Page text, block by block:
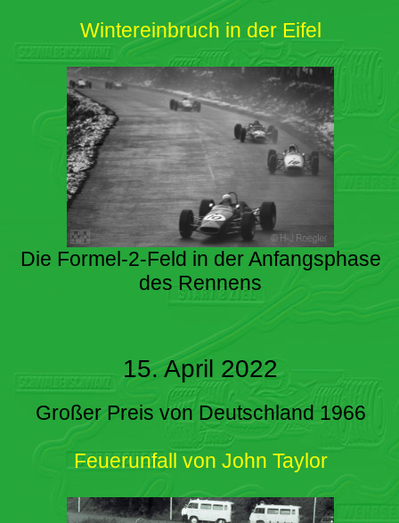
Wintereinbruch in der Eifel
Die Formel-2-Feld in der Anfangsphase
des Rennens
15. April 2022
Großer Preis von Deutschland 1966
Feuerunfall von John Taylor